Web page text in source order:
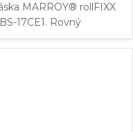
MARROY® rollFIXX
17CE1. Rovný
pás z